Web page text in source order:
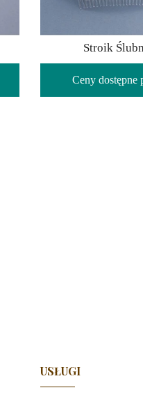
Stroik
Ceny dostępne
USŁUGI